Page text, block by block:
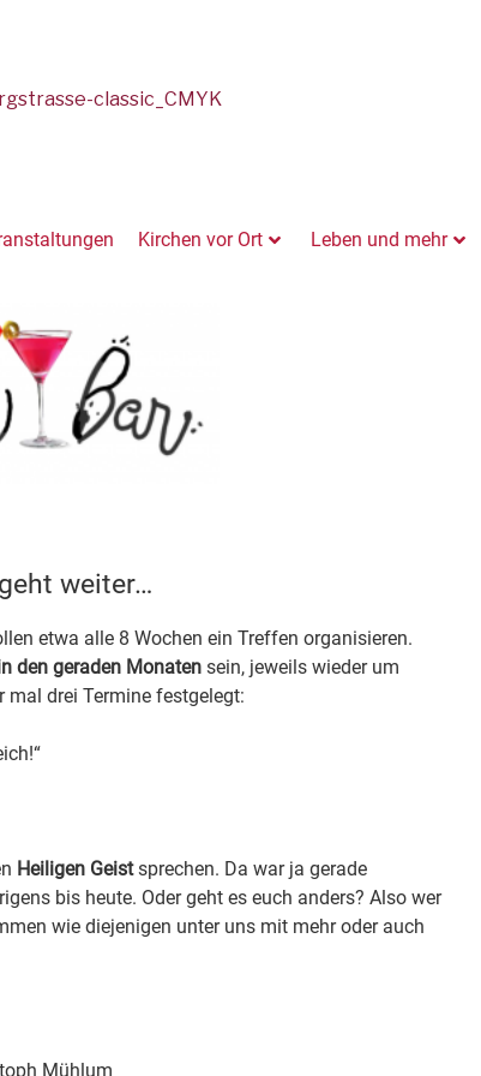
Kirchen vor Ort Leben und mehr
weiter…
etwa alle 8 Wochen ein Treffen organisieren.
den geraden Monaten sein, jeweils wieder um
mal drei Termine festgelegt:
Heiligen Geistsprechen. Da war ja gerade
bis heute. Oder geht es euch anders? Also wer
wie diejenigen unter uns mit mehr oder auch
Mühlum